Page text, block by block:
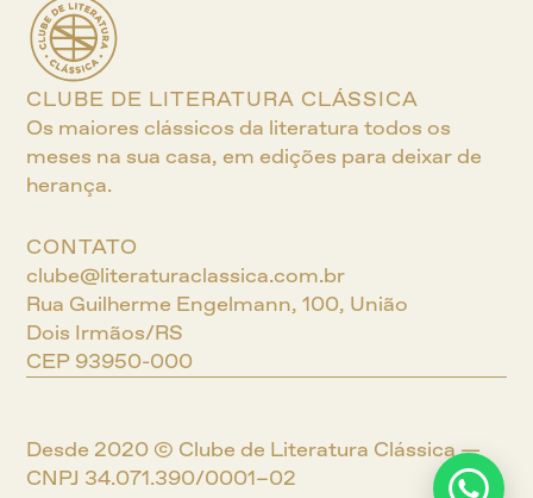
CLUBE DE LITERATURA CLÁSSICA
Os maiores clássicos da literatura todos os
meses na sua casa, em edições para deixar de
herança.
CONTATO
clube@literaturaclassica.com.br
Rua Guilherme Engelmann, 100, União
Dois Irmãos/RS
CEP 93950-000
Desde 2020 © Clube de Literatura Clássica —
CNPJ 34.071.390/0001–02